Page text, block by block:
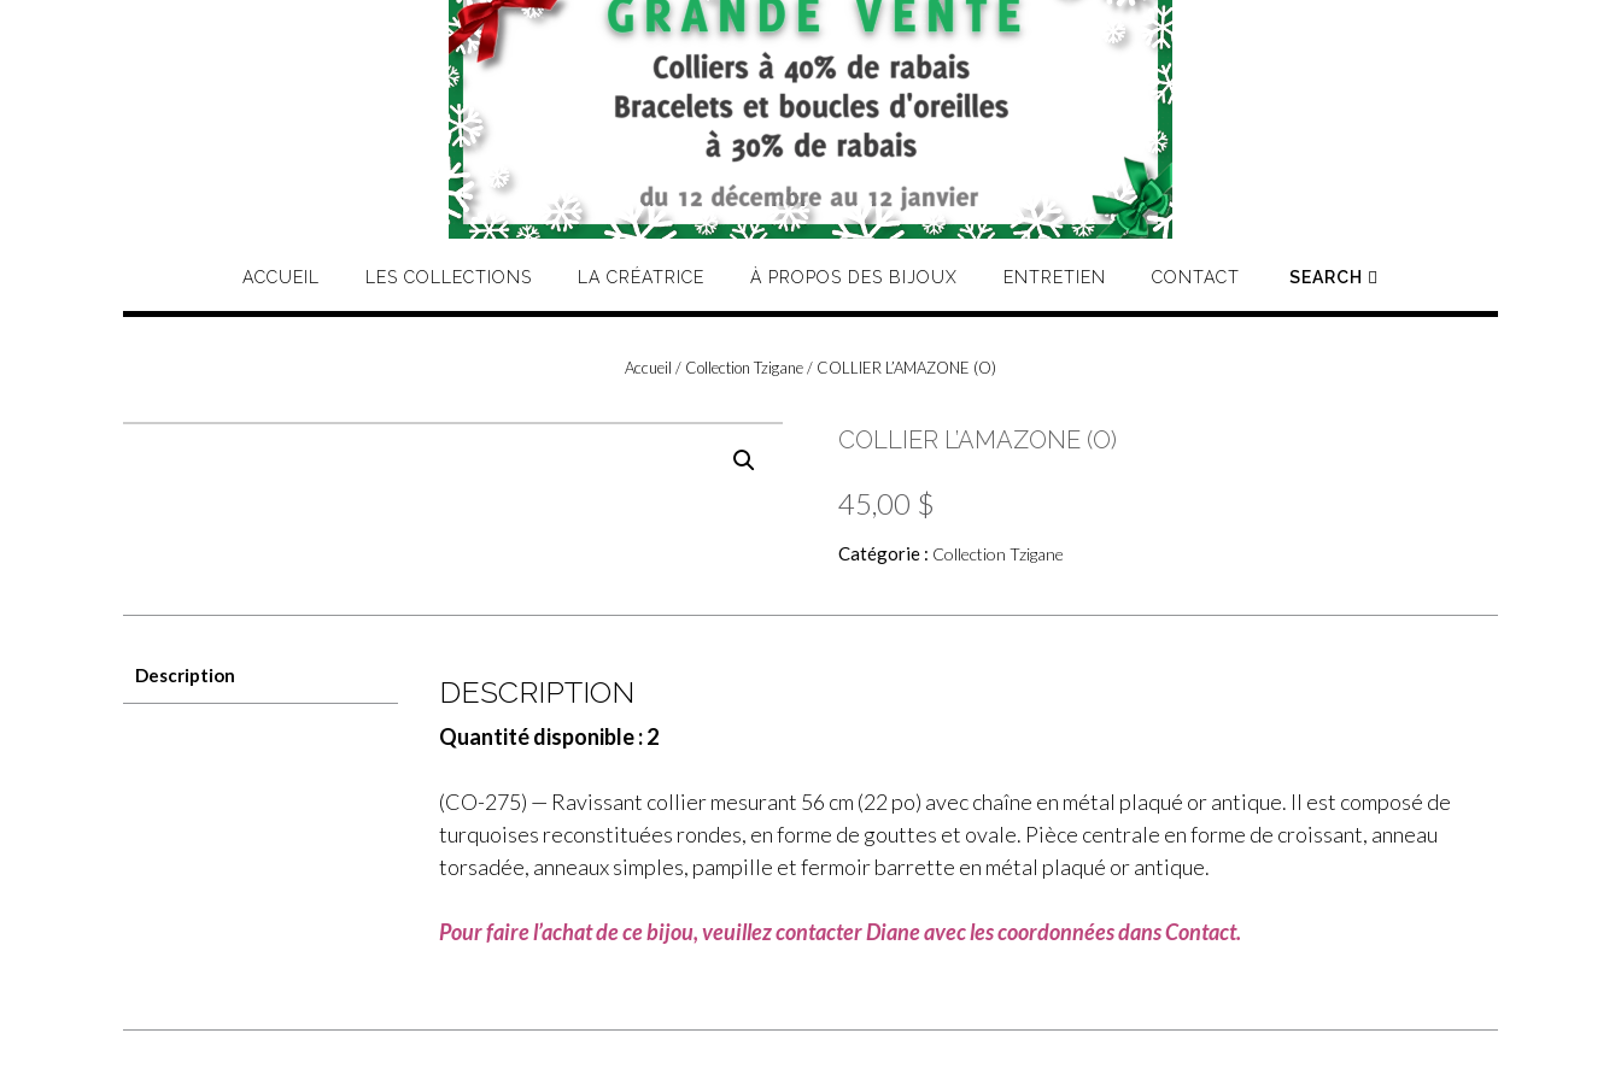
ACCUEIL LES COLLECTIONS LA CRÉATRICE À PROPOS DES BIJOUX ENTRETIEN CONTACT SEARCH
Accueil / Collection Tzigane/ COLLIER L’AMAZONE (O)
COLLIER L’AMAZONE (O)
45,00 $
Catégorie : Collection Tzigane
Description DESCRIPTION
Quantité disponible : 2
(CO-275) — Ravissant collier mesurant 56 cm (22 po) avec chaîne en métal plaqué or antique. Il est composé de
turquoises reconstituées rondes, en forme de gouttes et ovale. Pièce centrale en forme de croissant, anneau
torsadée, anneaux simples, pampille et fermoir barrette en métal plaqué or antique.
Pour faire l’achat de ce bijou, veuillez contacter Diane avec les coordonnées dans Contact.